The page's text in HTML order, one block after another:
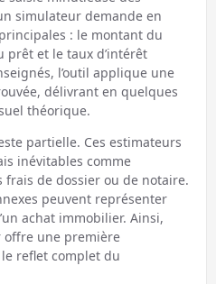
simulateur demande en
: le montant du
et le taux d’intérêt
l’outil applique une
délivrant en quelques
théorique.
partielle. Ces estimateurs
inévitables comme
frais de dossier ou de notaire.
peuvent représenter
achat immobilier. Ainsi,
offre une première
reflet complet du